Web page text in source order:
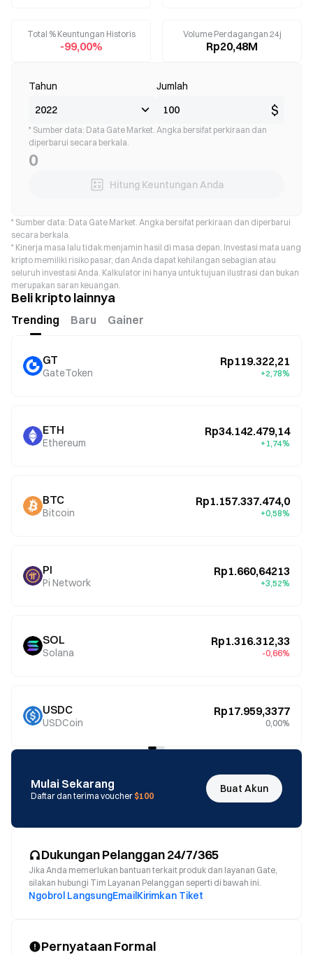
Total % Keuntungan Historis
-99,00%
Volume Perdagangan 24j
Rp20,48M
Tahun Jumlah
$
* Sumber data: Data Gate Market. Angka bersifat perkiraan dan
diperbarui secara berkala.
0
Hitung Keuntungan Anda
* Sumber data: Data Gate Market. Angka bersifat perkiraan dan diperbarui
secara berkala.
* Kinerja masa lalu tidak menjamin hasil di masa depan. Investasi mata uang
kripto memiliki risiko pasar, dan Anda dapat kehilangan sebagian atau
seluruh investasi Anda. Kalkulator ini hanya untuk tujuan ilustrasi dan bukan
merupakan saran keuangan.
Beli kripto lainnya
Trending Baru Gainer
GT
GateToken
Rp119.322,21
+2,78%
ETH
Ethereum
Rp34.142.479,14
+1,74%
BTC
Bitcoin
Rp1.157.337.474,0
+0,58%
PI
Pi Network
Rp1.660,64213
+3,52%
SOL
Solana
Rp1.316.312,33
-0,66%
USDC
USDCoin
Rp17.959,3377
0,00%
Mulai Sekarang
Daftar dan terima voucher $100
Buat Akun
Dukungan Pelanggan 24/7/365
Jika Anda memerlukan bantuan terkait produk dan layanan Gate,
silakan hubungi Tim Layanan Pelanggan seperti di bawah ini.
Ngobrol LangsungEmailKirimkan Tiket
Pernyataan Formal